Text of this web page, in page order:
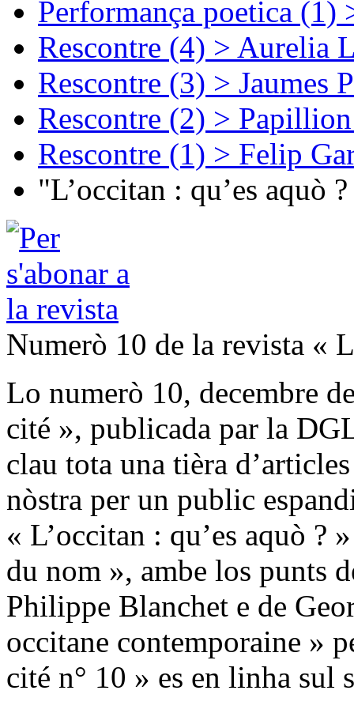
Performança poetica (1)
Rescontre (4) > Aurelia
Rescontre (3) > Jaumes
Rescontre (2) >
Rescontre (1) > Felip
"L’occitan : qu’es aquò
Numerò 10 de la revista «
Lo numerò 10, decembre
cité », publicada par la
clau tota una tièra
nòstra per un public
« L’occitan : qu’es aquò ?
du nom », ambe los punts
Philippe Blanchet e de
occitane contemporaine »
cité n° 10 » es en linha